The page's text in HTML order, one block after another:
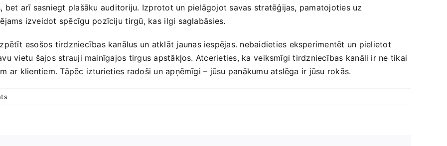
bet arī sasniegt plašāku ⁣auditoriju. ‍Izprotot un pielāgojot savas stratēģijas, pamatojoties uz
izveidot spēcīgu⁤ pozīciju⁢ tirgū, kas ⁢ilgi saglabāsies.
esošos tirdzniecības kanālus un atklāt jaunas iespējas. nebaidieties‍ eksperimentēt un pielietot
vietu šajos strauji‍ mainīgajos tirgus‍ apstākļos. Atcerieties, ka ⁣veiksmīgi‍ tirdzniecības kanāli ir ne tikai
klientiem. Tāpēc izturieties radoši un apņēmīgi – jūsu panākumu atslēga ir jūsu rokās.